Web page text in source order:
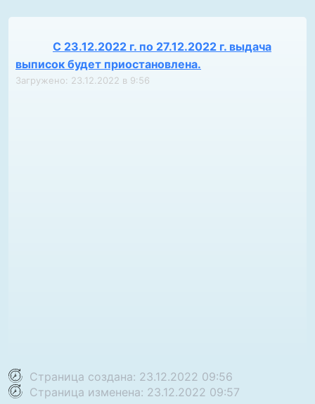
С 23.12.2022 г. по 27.12.2022 г. выдача
выписок будет приостановлена.
Загружено: 23.12.2022 в 9:56
Страница создана: 23.12.2022 09:56
Страница изменена: 23.12.2022 09:57